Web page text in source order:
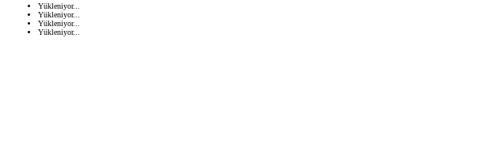
Yükleniyor...
Yükleniyor...
Yükleniyor...
Yükleniyor...